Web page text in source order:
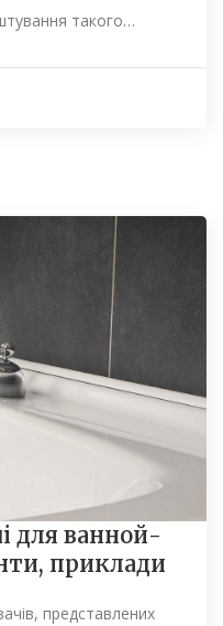
такого…
для ванной-
приклади
представлених